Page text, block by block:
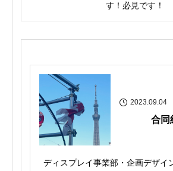
す！必見です！
2023.09.04
合同
ディスプレイ事業部・企画デザイ